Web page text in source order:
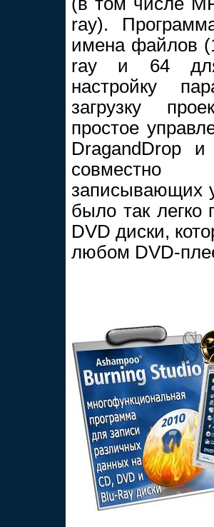
ray).
имена файлов
ray и 64 для
настройку
загрузку
простое
DragandDrop и
записывающих
было так
DVD диски,
любом DVD-